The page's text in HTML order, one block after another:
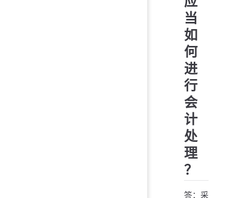
当
如
何
进
行
会
计
处
理
？
答：采